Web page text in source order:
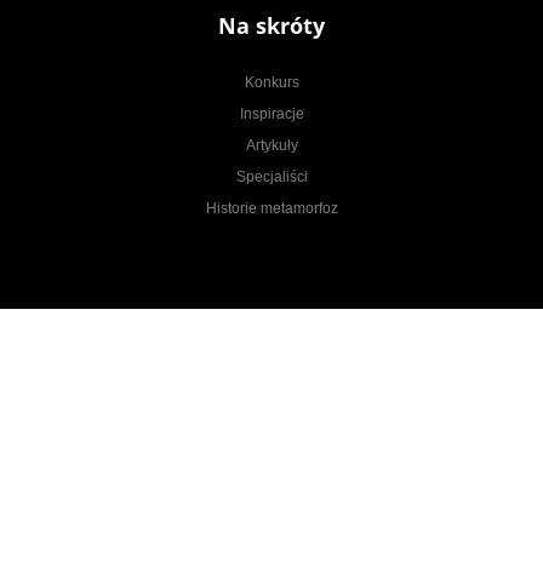
Na skróty
Konkurs
Inspiracje
Artykuły
Specjaliści
Historie metamorfoz